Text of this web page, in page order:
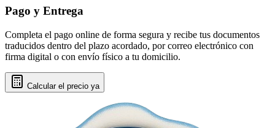
Pago y Entrega
Completa el pago online de forma segura y recibe tus documentos
traducidos dentro del plazo acordado, por correo electrónico con
firma digital o con envío físico a tu domicilio.
Calcular el precio ya